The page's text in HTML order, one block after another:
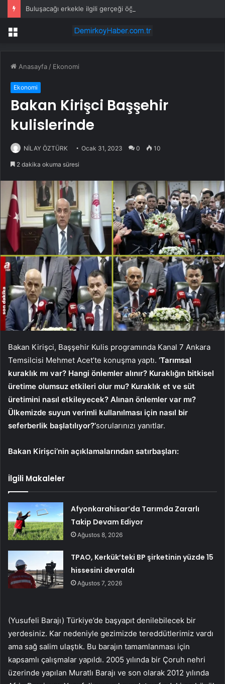
Menü
Anasayfa / Ekonomi
Ekonomi
Bakan Kirişci Başşehir
kulislerinde
NİLAY ÖZTÜRK Ocak 31, 2023 0 10
2 dakika okuma süresi
Bakan Kirişci, Başşehir Kulis programında Kanal 7 Ankara
Temsilcisi Mehmet Acet’te konuşma yaptı. ‘Tarımsal
kuraklık mı var? Hangi önlemler alınır? Kuraklığın bitkisel
üretime olumsuz etkileri olur mu? Kuraklık et ve süt
üretimini nasıl etkileyecek? Alınan önlemler var mı?
Ülkemizde suyun verimli kullanılması için nasıl bir
seferberlik başlatılıyor?’sorularınızı yanıtlar.
Bakan Kirişci’nin açıklamalarından satırbaşları:
İlgili Makaleler
Afyonkarahisar’da Tarımda Zararlı
Takip Devam Ediyor
Ağustos 8, 2026
TPAO, Kerkük’teki BP şirketinin yüzde 15
hissesini devraldı
Ağustos 7, 2026
(Yusufeli Barajı) Türkiye’de başyapıt denilebilecek bir
yerdesiniz. Kar nedeniyle gezimizde tereddütlerimiz vardı
ama sağ salim ulaştık. Bu barajın tamamlanması için
kapsamlı çalışmalar yapıldı. 2005 yılında bir Çoruh nehri
üzerinde yapılan Muratlı Barajı ve son olarak 2012 yılında